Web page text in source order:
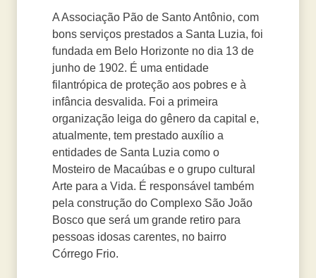
A Associação Pão de Santo Antônio, com
bons serviços prestados a Santa Luzia, foi
fundada em Belo Horizonte no dia 13 de
junho de 1902. É uma entidade
filantrópica de proteção aos pobres e à
infância desvalida. Foi a primeira
organização leiga do gênero da capital e,
atualmente, tem prestado auxílio a
entidades de Santa Luzia como o
Mosteiro de Macaúbas e o grupo cultural
Arte para a Vida. É responsável também
pela construção do Complexo São João
Bosco que será um grande retiro para
pessoas idosas carentes, no bairro
Córrego Frio.